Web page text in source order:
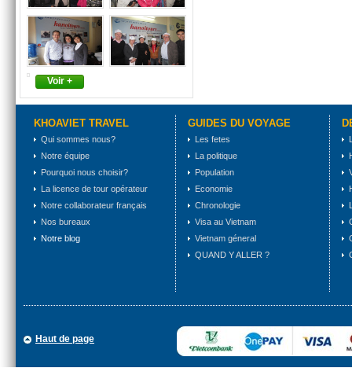
Voir +
KHOAVIET TRAVEL
Qui sommes nous?
Notre équipe
Pourquoi nous choisir?
La licence de tour opérateur
Notre collaborateur français
Nos bureaux
Notre blog
GUIDES DU VOYAGE
Les fetes
La politique
Population
Economie
Chronologie
Visa au Vietnam
Vietnam géneral
QUAND Y ALLER ?
Haut de page